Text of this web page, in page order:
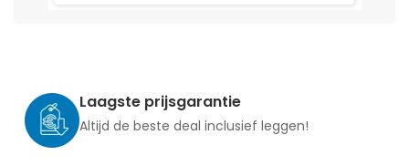
Laagste prijsgarantie
Altijd de beste deal inclusief leggen!